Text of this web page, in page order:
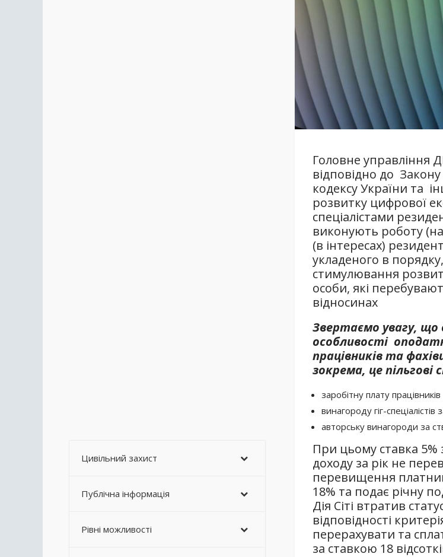
Головне управління
відповідно до
кодексу України та
розвитку цифрової
спеціалістами
виконують роботу
(в інтересах)
укладеного в
стимулювання
особи, які
відносинах
Звертаємо увагу, що
особливості
працівників та
зокрема, це
заробітну плату працівників
винагороду гіг-
авторську винагороди за
При цьому ставка 5%
доходу за рік не
перевищення
18% та подає річну
Дія Сіті втратив
відповідності
перерахувати та
за ставкою 18
Цивільний захист
Публічна інформація
Рівні можливості